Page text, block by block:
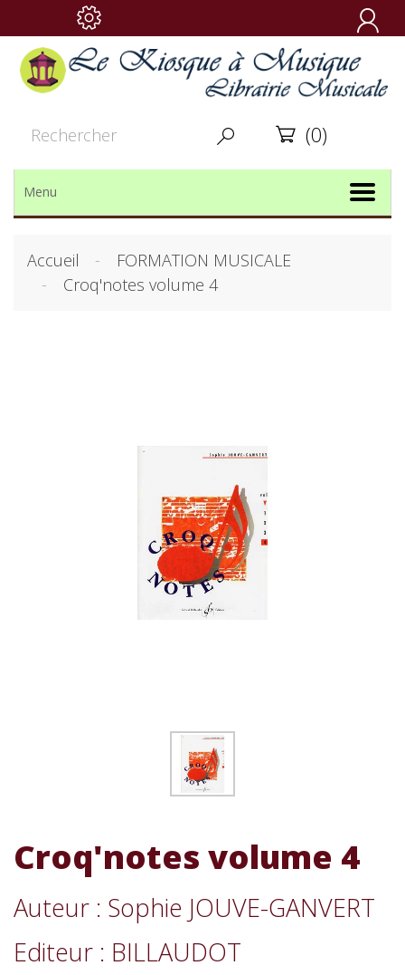

  (0)
Menu
Accueil
FORMATION MUSICALE
Croq'notes volume 4
Croq'notes volume 4
Auteur : Sophie JOUVE-GANVERT
Editeur : BILLAUDOT